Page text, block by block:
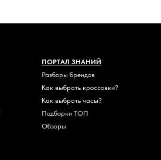
ПОРТАЛ ЗНАНИЙ
Разборы брендов
Как выбрать кроссовки?
Как выбрать часы?
Подборки ТОП
Обзоры